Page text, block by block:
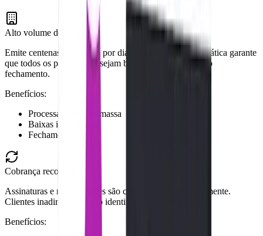
Alto volume de boletos
Emite centenas de boletos por dia? A conciliação automática garante
que todos os pagamentos sejam baixados sem atrasos no
fechamento.
Benefícios:
Processamento em massa
Baixas instantâneas
Fechamento ágil
Cobrança recorrente
Assinaturas e mensalidades são conciliadas automaticamente.
Clientes inadimplentes são identificados em tempo real.
Benefícios: